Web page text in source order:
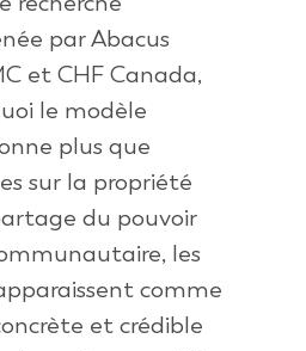
par Abacus
et CHF Canada,
le modèle
plus que
sur la propriété
du pouvoir
les
comme
et crédible